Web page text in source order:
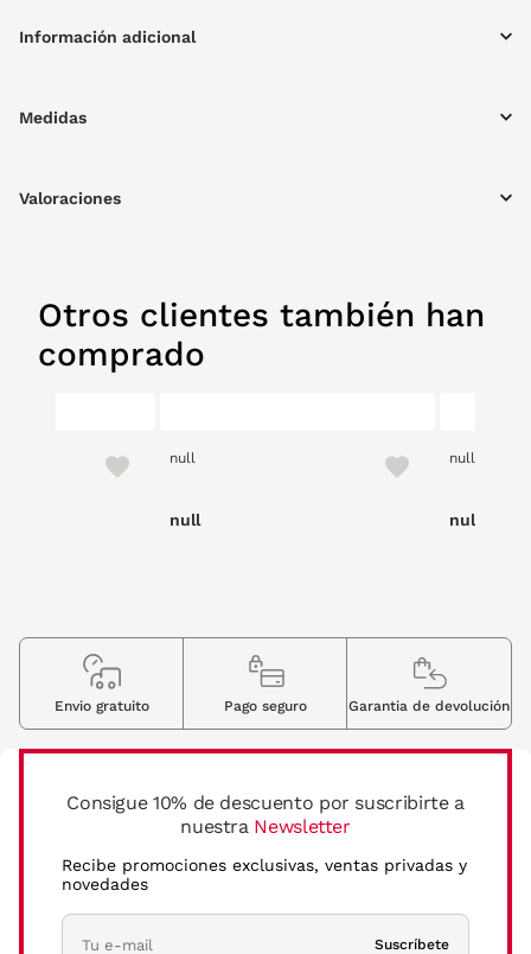
disfrutarás de una gran visión. Montura de pasta en color
Información adicional
Medidas
Valoraciones
Otros clientes también han
comprado
null
null
null
null
Consigue 10% de descuento por suscribirte a
nuestra Newsletter
Recibe promociones exclusivas, ventas privadas y
novedades
Suscríbete
Envio gratuito Pago seguro Garantia de devolución